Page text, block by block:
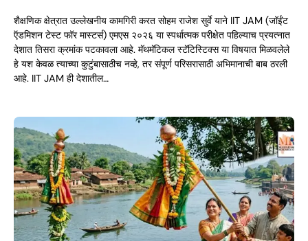
शैक्षणिक क्षेत्रात उल्लेखनीय कामगिरी करत सोहम राजेश सुर्वे याने IIT JAM (जॉईंट
ऍडमिशन टेस्ट फॉर मास्टर्स) एमएस २०२६ या स्पर्धात्मक परीक्षेत पहिल्याच प्रयत्नात
देशात तिसरा क्रमांक पटकावला आहे. मॅथमॅटिकल स्टॅटिस्टिक्स या विषयात मिळवलेले
हे यश केवळ त्याच्या कुटुंबासाठीच नव्हे, तर संपूर्ण परिसरासाठी अभिमानाची बाब ठरली
आहे. IIT JAM ही देशातील…